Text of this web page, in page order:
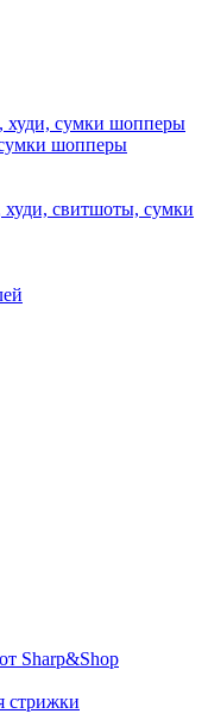
худи, сумки шопперы
шопперы
худи, свитшоты, сумки
Sharp&Shop
стрижки